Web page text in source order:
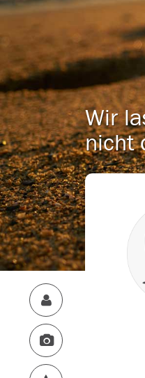
Wir
nicht